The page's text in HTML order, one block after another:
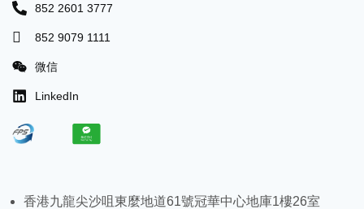
852 2601 3777
852 9079 1111
微信
LinkedIn
香港九龍尖沙咀東麼地道61號冠華中心地庫1樓26室